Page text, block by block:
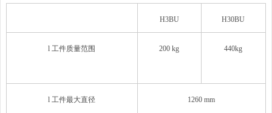
H3BU H30BU
l 工件质量范围 200 kg 440kg
l 工件最大直径 1260 mm